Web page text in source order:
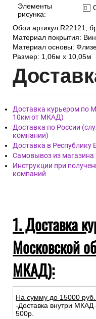
Элементы
рисунка:
Обои артикул R22121,
Материал покрытия:
Материал основы:
Размер: 1,06м х 10,05м
Дост
Доставка курьером по
10км от МКАД)
Доставка по России
компании)
Доставка в Республику
Самовывоз из магазина
Инструкции при
компаний
1. Доставка
Московской
МКАД):
На сумму до 15000 руб.
-Доставка внутри МКАД
500р.